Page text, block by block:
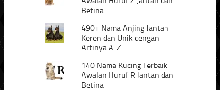
Betina
490+ Nama Anjing Jantan
Keren dan Unik dengan
Artinya A-Z
140 Nama Kucing Terbaik
Awalan Huruf R Jantan dan
Betina